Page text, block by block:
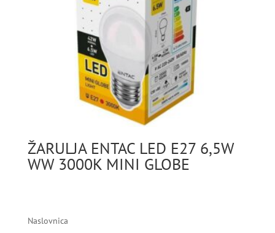
ŽARULJA ENTAC LED E27 6,5W
WW 3000K MINI GLOBE
Naslovnica